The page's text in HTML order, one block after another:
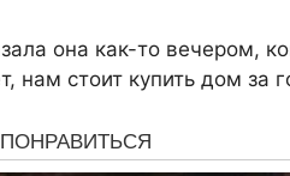
она как-то вечером,
нам стоит купить дом за